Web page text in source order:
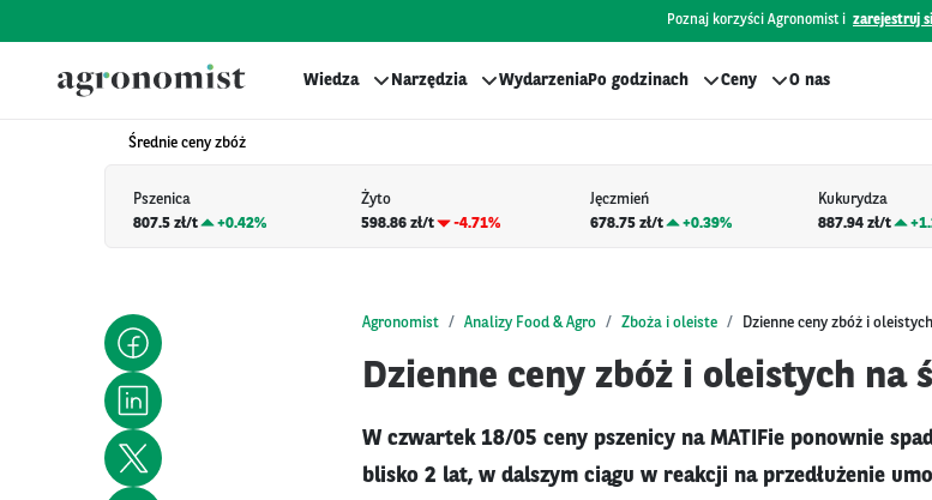
Poznaj korzyści Agronomist i zarejestruj
Wiedza Narzędzia WydarzeniaPo godzinach Ceny O nas
Średnie ceny zbóż
Pszenica
807.5 zł/t
+0.42%
Żyto
598.86 zł/t
-4.71%
Jęczmień
678.75 zł/t
+0.39%
Kukurydza
887.94 zł/t
+
Agronomist Analizy Food & Agro Zboża i oleiste Dzienne ceny zbóż i
Dzienne ceny zbóż i oleistych na
W czwartek 18/05 ceny pszenicy na MATIFie ponownie
blisko 2 lat, w dalszym ciągu w reakcji na przedłużenie